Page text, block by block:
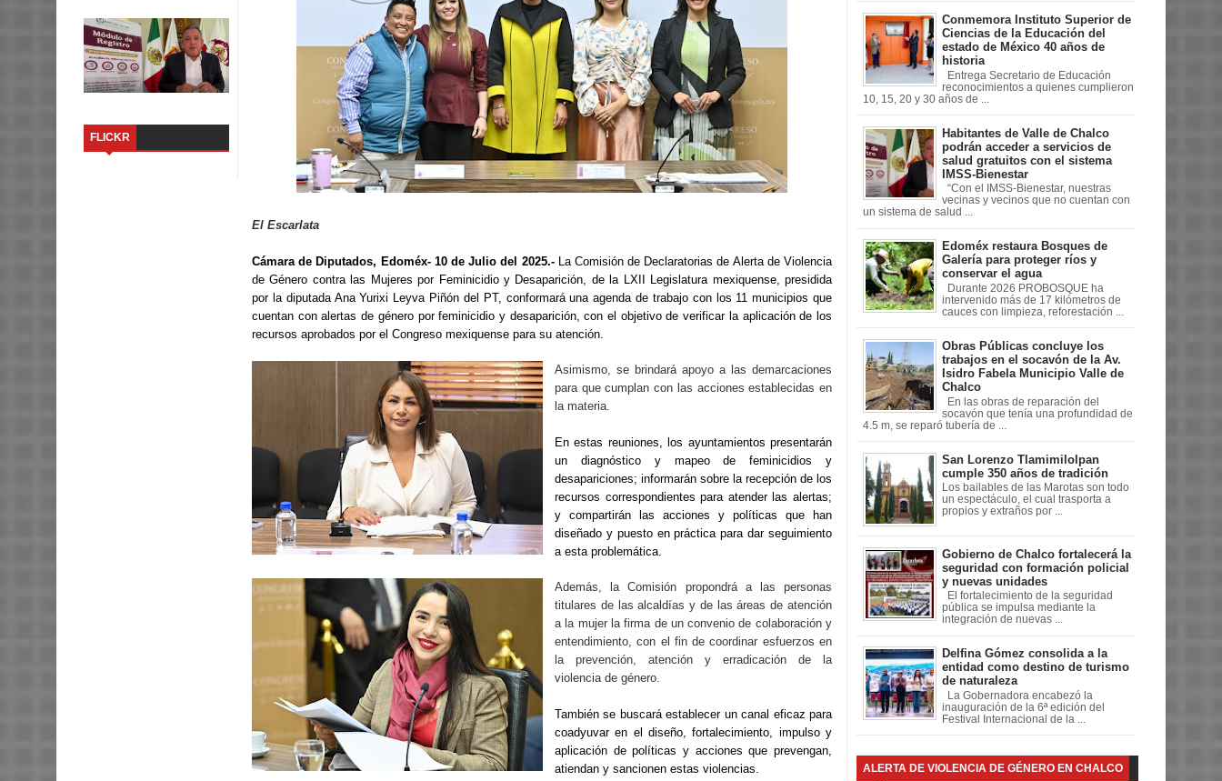
FLICKR
El Escarlata
Cámara de Diputados, Edoméx- 10 de Julio del 2025.-La Comisión de Declaratorias de Alerta de Violencia
de Género contra las Mujeres por Feminicidio y Desaparición, de la LXII Legislatura mexiquense, presidida
por la diputada Ana Yurixi Leyva Piñón del PT, conformará una agenda de trabajo con los 11 municipios que
cuentan con alertas de género por feminicidio y desaparición, con el objetivo de verificar la aplicación de los
recursos aprobados por el Congreso mexiquense para su atención.
Asimismo, se brindará apoyo a las demarcaciones
para que cumplan con las acciones establecidas en
la materia.
En estas reuniones, los ayuntamientos presentarán
un diagnóstico y mapeo de feminicidios y
desapariciones; informarán sobre la recepción de los
recursos correspondientes para atender las alertas;
y compartirán las acciones y políticas que han
diseñado y puesto en práctica para dar seguimiento
a esta problemática.
Además, la Comisión propondrá a las personas
titulares de las alcaldías y de las áreas de atención
a la mujer la firma de un convenio de colaboración y
entendimiento, con el fin de coordinar esfuerzos en
la prevención, atención y erradicación de la
violencia de género.
También se buscará establecer un canal eficaz para
coadyuvar en el diseño, fortalecimiento, impulso y
aplicación de políticas y acciones que prevengan,
atiendan y sancionen estas violencias.
Conmemora Instituto Superior de
Ciencias de la Educación del
estado de México 40 años de
historia
Entrega Secretario de Educación
reconocimientos a quienes cumplieron
10, 15, 20 y 30 años de ...
Habitantes de Valle de Chalco
podrán acceder a servicios de
salud gratuitos con el sistema
IMSS-Bienestar
“Con el IMSS-Bienestar, nuestras
vecinas y vecinos que no cuentan con
un sistema de salud ...
Edoméx restaura Bosques de
Galería para proteger ríos y
conservar el agua
Durante 2026 PROBOSQUE ha
intervenido más de 17 kilómetros de
cauces con limpieza, reforestación ...
Obras Públicas concluye los
trabajos en el socavón de la Av.
Isidro Fabela Municipio Valle de
Chalco
En las obras de reparación del
socavón que tenía una profundidad de
4.5 m, se reparó tubería de ...
San Lorenzo Tlamimilolpan
cumple 350 años de tradición
Los bailables de las Marotas son todo
un espectáculo, el cual trasporta a
propios y extraños por ...
Gobierno de Chalco fortalecerá la
seguridad con formación policial
y nuevas unidades
El fortalecimiento de la seguridad
pública se impulsa mediante la
integración de nuevas ...
Delfina Gómez consolida a la
entidad como destino de turismo
de naturaleza
La Gobernadora encabezó la
inauguración de la 6ª edición del
Festival Internacional de la ...
ALERTA DE VIOLENCIA DE GÉNERO EN CHALCO